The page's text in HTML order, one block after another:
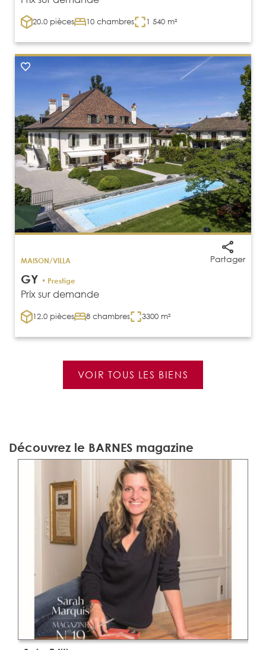
20.0 pièces 10 chambres 1 540 m²
Partager
MAISON/VILLA
GY • Prestige
Prix sur demande
12.0 pièces 8 chambres 3300 m²
VOIR TOUS LES BIENS
Découvrez le BARNES magazine